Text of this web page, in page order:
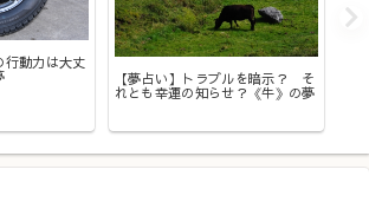
行動力は大丈
【夢占い】トラブルを暗示？ そ
れとも幸運の知らせ？《牛》の夢